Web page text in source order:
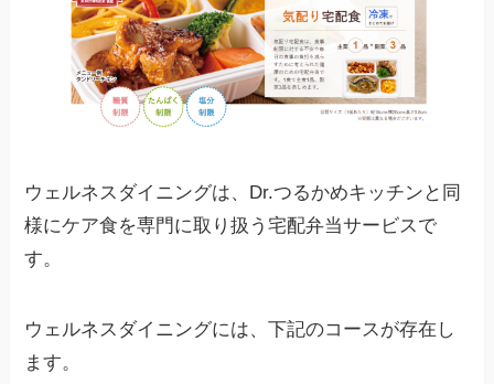
ウェルネスダイニングは、Dr.つるかめキッチンと同
様にケア食を専門に取り扱う宅配弁当サービスで
す。
ウェルネスダイニングには、下記のコースが存在し
ます。